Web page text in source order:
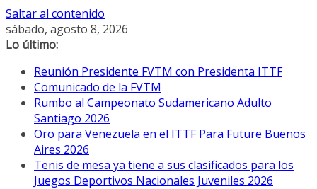
Saltar al contenido
sábado, agosto 8, 2026
Lo último:
Reunión Presidente FVTM con Presidenta ITTF
Comunicado de la FVTM
Rumbo al Campeonato Sudamericano Adulto
Santiago 2026
Oro para Venezuela en el ITTF Para Future Buenos
Aires 2026
Tenis de mesa ya tiene a sus clasificados para los
Juegos Deportivos Nacionales Juveniles 2026